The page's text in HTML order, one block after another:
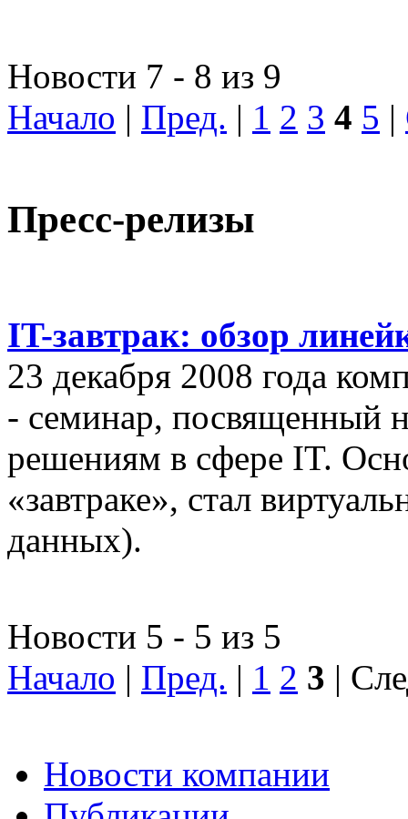
Новости 7 - 8 из 9
Начало | Пред. | 1 2 3 4 5 |
Пресс-релизы
IT-завтрак: обзор
23 декабря 2008 года
- семинар, посвященный
решениям в сфере IT.
«завтраке», стал
данных).
Новости 5 - 5 из 5
Начало | Пред. | 1 2 3 |
Новости компании